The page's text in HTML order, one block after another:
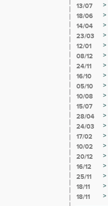
13/07 >
18/06
>
14/04
>
23/03
>
12/01
>
08/12
>
24/11
>
16/10
>
05/10
>
10/08
>
15/07
>
28/04
>
24/03
>
17/02
>
10/02
>
20/12
>
16/12
>
25/11
>
18/11
>
18/11
>